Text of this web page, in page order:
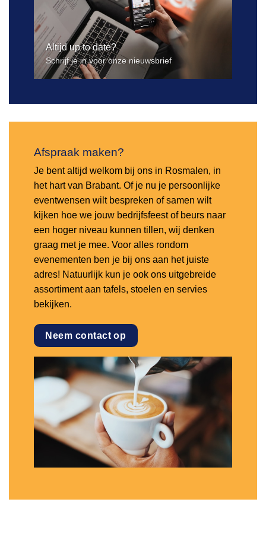
Altijd up to date?
Schrijf je in voor onze nieuwsbrief
Afspraak maken?
Je bent altijd welkom bij ons in Rosmalen, in
het hart van Brabant. Of je nu je persoonlijke
eventwensen wilt bespreken of samen wilt
kijken hoe we jouw bedrijfsfeest of beurs naar
een hoger niveau kunnen tillen, wij denken
graag met je mee. Voor alles rondom
evenementen ben je bij ons aan het juiste
adres! Natuurlijk kun je ook ons uitgebreide
assortiment aan tafels, stoelen en servies
bekijken.
Neem contact op